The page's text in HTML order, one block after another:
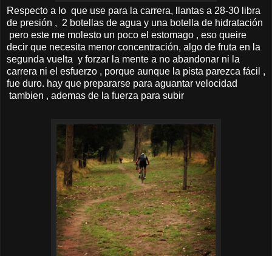
Respecto a lo que use para la carrera, llantas a 28-30 libra
de presión , 2 botellas de agua y una botella de hidratación
pero este me molesto un poco el estomago , eso queire
decir que necesita menor concentración, algo de fruta en la
segunda vuelta y forzar la mente a no abandonar ni la
carrera ni el esfuerzo , porque aunque la pista parezca fácil ,
fue duro. hay que prepararse para aguantar velocidad
tambien , ademas de la fuerza para subir